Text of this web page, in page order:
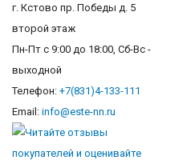
г. Кстово пр. Победы д. 5
второй этаж
Пн-Пт с 9:00 до 18:00, Сб-Вс -
выходной
Телефон: +7(831)4-133-111
Email: info@este-nn.ru